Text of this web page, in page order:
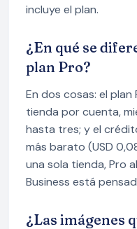
incluye el plan.
¿En qué se
plan Pro?
En dos cosas: el
tienda por cuenta,
hasta tres; y el
más barato (USD
una sola tienda, Pro
Business está
¿Las imágenes